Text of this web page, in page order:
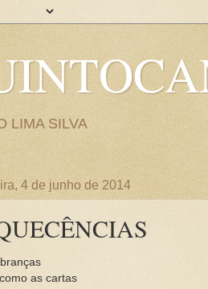
LIMA SILVA
4 de junho de 2014
as cartas